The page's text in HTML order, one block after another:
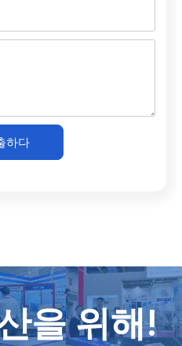
하다
을 위해!